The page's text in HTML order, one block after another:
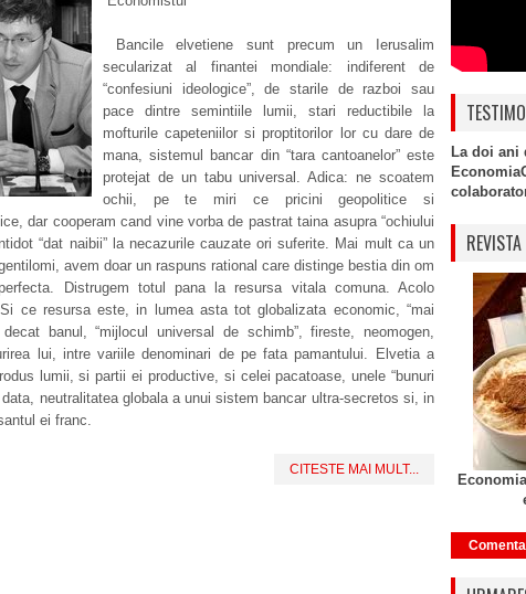
Bancile elvetiene sunt precum un Ierusalim
secularizat al finantei mondiale: indiferent de
“confesiuni ideologice”, de starile de razboi sau
pace dintre semintiile lumii, stari reductibile la
mofturile capeteniilor si proptitorilor lor cu dare de
mana, sistemul bancar din “tara cantoanelor” este
protejat de un tabu universal. Adica: ne scoatem
ochii, pe te miri ce pricini geopolitice si
dar cooperam cand vine vorba de pastrat taina asupra “ochiului
“dat naibii” la necazurile cauzate ori suferite. Mai mult ca un
avem doar un raspuns rational care distinge bestia din om
Distrugem totul pana la resursa vitala comuna. Acolo
ce resursa este, in lumea asta tot globalizata economic, “mai
decat banul, “mijlocul universal de schimb”, fireste, neomogen,
lui, intre variile denominari de pe fata pamantului. Elvetia a
lumii, si partii ei productive, si celei pacatoase, unele “bunuri
data, neutralitatea globala a unui sistem bancar ultra-secretos si, in
ei franc.
CITESTE MAI MULT...
La doi ani